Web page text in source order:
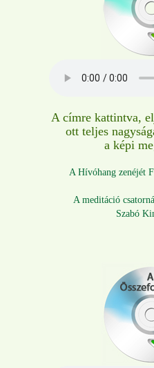
A címre kattintva,
ott teljes
a képi
A Hívóhang zenéjét
A meditáció
Szabó